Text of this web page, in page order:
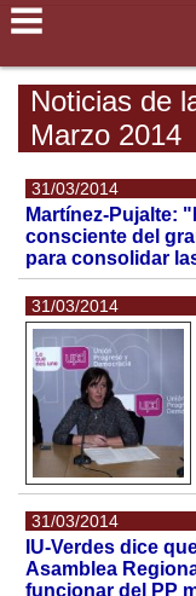
Noticias de
Marzo 2014
31/03/2014
Martínez-Pujalte:
consciente del
para consolidar
31/03/2014
31/03/2014
IU-Verdes dice
Asamblea
funcionar del PP